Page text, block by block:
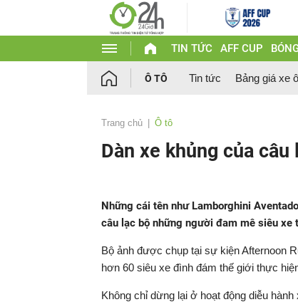
TIN TỨC AFF CUP
Ô TÔ Tin tức Bảng giá xe
Trang chủ Ô tô
Dàn xe khủng của
Những cái tên như Lamborghini
câu lạc bộ những người đam mê siêu xe
Bộ ảnh được chụp tại sự kiện Afternoon
hơn 60 siêu xe đình đám thế giới thực
Không chỉ dừng lại ở hoạt động diễu